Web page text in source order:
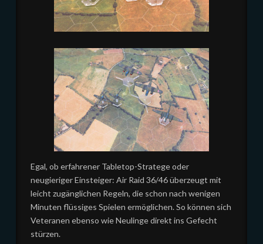
Egal, ob erfahrener Tabletop-Stratege oder
neugieriger Einsteiger: Air Raid 36/46 überzeugt mit
leicht zugänglichen Regeln, die schon nach wenigen
Minuten flüssiges Spielen ermöglichen. So können sich
Veteranen ebenso wie Neulinge direkt ins Gefecht
stürzen.